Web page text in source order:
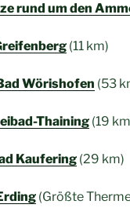
rund um den
(11 km)
Wörishofen (53
Thaining(19
Kaufering(29 km)
(Größte